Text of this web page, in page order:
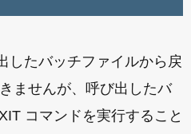
したバッチファイルから戻
ませんが、呼び出したバ
コマンドを実行すること